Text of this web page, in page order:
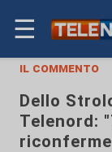
☰
il commento
Dello
Telenord: